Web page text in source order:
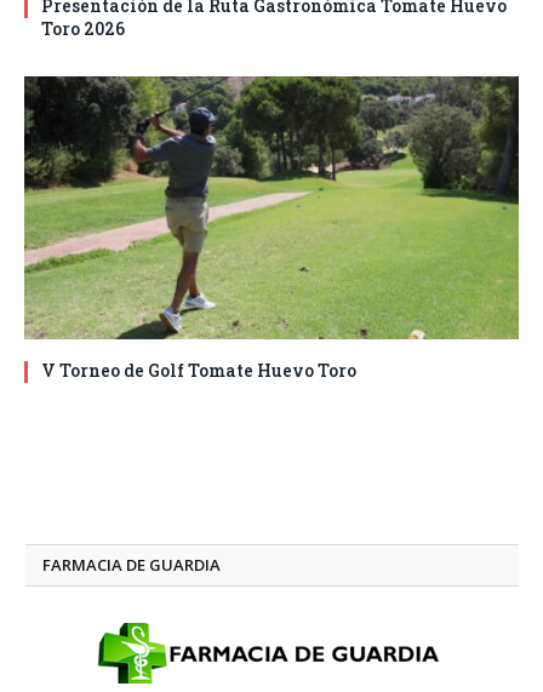
Presentación de la Ruta Gastronómica Tomate Huevo
Toro 2026
V Torneo de Golf Tomate Huevo Toro
FARMACIA DE GUARDIA